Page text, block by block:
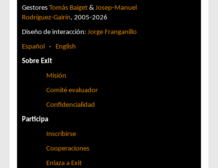
Gestores Tomàs Baiget & Josep-Manuel
Rodríguez-Gairín, 2005-2026
Diseño de interacción: Jorge Franganillo
Español · English
Sobre Exit
Misión
Comité evaluador
Confidencialidad
Participa
Inscribirse
Cooperaciones
Enlaza a Exit